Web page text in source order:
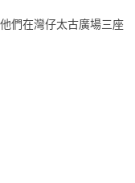
們在灣仔太古廣場三座